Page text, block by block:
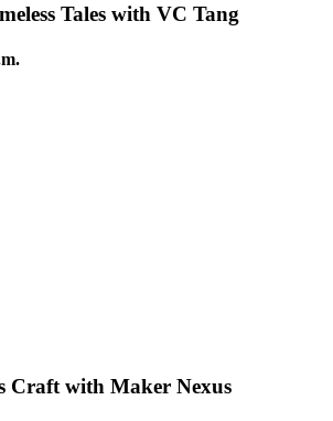
Tales with VC Tang
Craft with Maker Nexus